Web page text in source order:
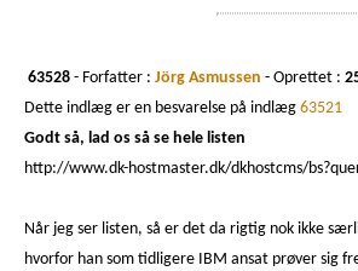
63528 - Forfatter : Jörg Asmussen - Oprettet :
Dette indlæg er en besvarelse på indlæg 63521
Godt så, lad os så se hele listen
http://www.dk-hostmaster.dk/dkhostcms/
Når jeg ser listen, så er det da rigtig nok ikke
hvorfor han som tidligere IBM ansat prøver sig